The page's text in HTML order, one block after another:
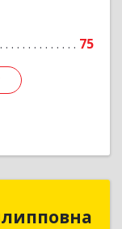
75